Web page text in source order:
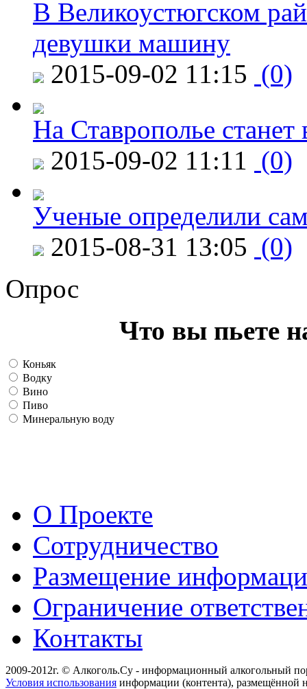
В Великоустюгском
девушки машину
2015-09-02 11:15 (0)
На Ставрополье
2015-09-02 11:11 (0)
Ученые определили
2015-08-31 13:05 (0)
Опрос
Что вы пьете
Коньяк
Водку
Вино
Пиво
Минеральную воду
О Проекте
Сотрудничество
Размещение
Ограничение
Контакты
2009-2012г. © Алкоголь.Су - информационный алкогольный
Условия использования информации (контента), размещённой